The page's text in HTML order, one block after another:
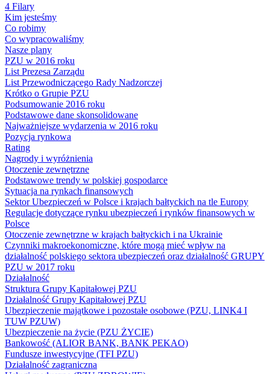
4 Filary
Kim jesteśmy
Co robimy
Co wypracowaliśmy
Nasze plany
PZU w 2016 roku
List Prezesa Zarządu
List Przewodniczącego Rady Nadzorczej
Krótko o Grupie PZU
Podsumowanie 2016 roku
Podstawowe dane skonsolidowane
Najważniejsze wydarzenia w 2016 roku
Pozycja rynkowa
Rating
Nagrody i wyróżnienia
Otoczenie zewnętrzne
Podstawowe trendy w polskiej gospodarce
Sytuacja na rynkach finansowych
Sektor Ubezpieczeń w Polsce i krajach bałtyckich na tle Europy
Regulacje dotyczące rynku ubezpieczeń i rynków finansowych w
Polsce
Otoczenie zewnętrzne w krajach bałtyckich i na Ukrainie
Czynniki makroekonomiczne, które mogą mieć wpływ na
działalność polskiego sektora ubezpieczeń oraz działalność GRUPY
PZU w 2017 roku
Działalność
Struktura Grupy Kapitałowej PZU
Działalność Grupy Kapitałowej PZU
Ubezpieczenie majątkowe i pozostałe osobowe (PZU, LINK4 I
TUW PZUW)
Ubezpieczenie na życie (PZU ŻYCIE)
Bankowość (ALIOR BANK, BANK PEKAO)
Fundusze inwestycyjne (TFI PZU)
Działalność zagraniczna